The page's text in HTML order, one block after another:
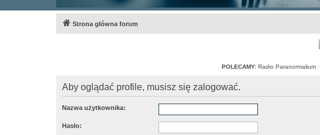
Strona główna forum
POLECAMY: Radio Paranormalium·
Aby oglądać profile, musisz się zalogować.
Nazwa użytkownika:
Hasło: